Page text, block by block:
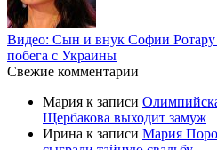
Видео: Сын и внук Софии
побега с Украины
Свежие комментарии
Мария к записи
Щербакова выходит замуж
Ирина к записи Мария